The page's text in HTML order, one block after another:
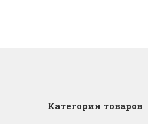
Категории товаров